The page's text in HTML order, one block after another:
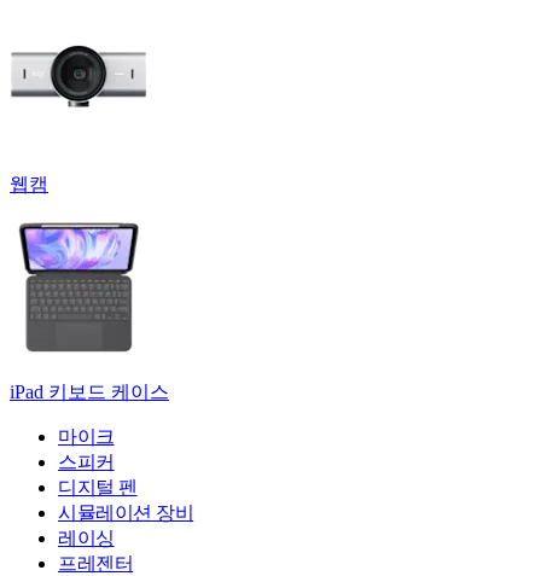
웹캠
iPad 키보드 케이스
마이크
스피커
디지털 펜
시뮬레이션 장비
레이싱
프레젠터